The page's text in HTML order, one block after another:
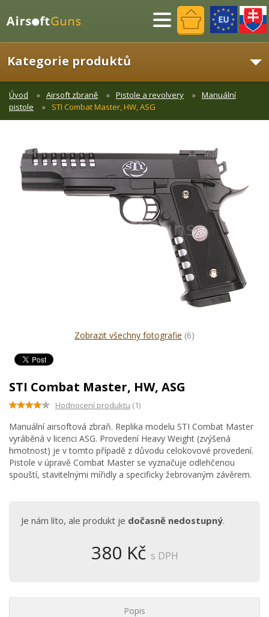
Menu
Kategorie produktů
Úvod Airsoft zbraně Pistole a revolvery
Manuální
pistole
STI Combat Master, HW, ASG
Zobrazit všechny fotografie (6)
STI Combat Master, HW, ASG
Hodnocení produktu (1)
Manuální airsoftová zbraň. Replika modelu STI Combat Master
vyráběná v licenci ASG. Provedení Heavy Weight (zvýšená
hmotnost) je v tomto případě z důvodu celokovové provedení.
Pistole v úpravě Combat Master se vyznačuje odlehčenou
spouští, stavitelnými mířidly a specificky žebrovaným závěrem.
Je nám líto, ale produkt je dočasně nedostupný.
380 Kč s DPH
Popis